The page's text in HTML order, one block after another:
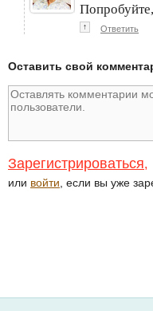
↑ Ответить
Оставить свой
Зарегистрироваться,
или войти , если вы уже